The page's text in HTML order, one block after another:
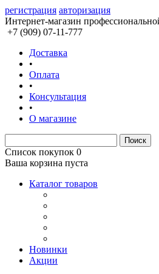
регистрация авторизация
Интернет-магазин
+7 (909) 07-11-777
Доставка
•
Оплата
•
Консультация
•
О магазине
Список покупок 0
Ваша корзина пуста
Каталог товаров
Новинки
Акции